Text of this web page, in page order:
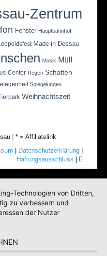
Zentrum
Fenster Hauptbahnhof
Made in Dessau
Musik Müll
Center Regen Schatten
Spiegelungen
Weihnachtszeit
| * = Affiliatelink
Datenschutzerklärung
Haftungsausschluss
Technologien von Dritten,
zu verbessern und
der Nutzer